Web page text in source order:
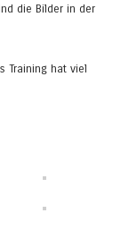
die Bilder in der
Training hat viel